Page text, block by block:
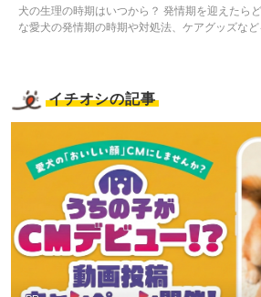
犬の生理の時期はいつから？ 発情期を迎えたら
な愛犬の発情期の時期や対処法、ケアグッズなど
イチオシの記事